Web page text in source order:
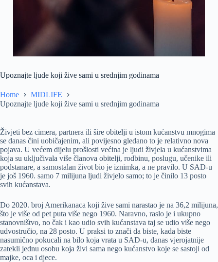
Upoznajte ljude koji žive sami u srednjim godinama
Home
MIDLIFE
Upoznajte ljude koji žive sami u srednjim godinama
Živjeti bez cimera, partnera ili šire obitelji u istom kućanstvu mnogima
se danas čini uobičajenim, ali povijesno gledano to je relativno nova
pojava. U većem dijelu prošlosti većina je ljudi živjela u kućanstvima
koja su uključivala više članova obitelji, rodbinu, poslugu, učenike ili
podstanare, a samostalan život bio je iznimka, a ne pravilo. U SAD-u
je još 1960. samo 7 milijuna ljudi živjelo samo; to je činilo 13 posto
svih kućanstava.
Do 2020. broj Amerikanaca koji žive sami narastao je na 36,2 milijuna,
što je više od pet puta više nego 1960. Naravno, raslo je i ukupno
stanovništvo, no čak i kao udio svih kućanstava taj se udio više nego
udvostručio, na 28 posto. U praksi to znači da biste, kada biste
nasumično pokucali na bilo koja vrata u SAD-u, danas vjerojatnije
zatekli jednu osobu koja živi sama nego kućanstvo koje se sastoji od
majke, oca i djece.